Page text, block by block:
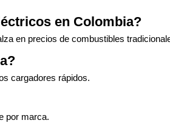
en Colombia?
en precios de combustibles
cargadores rápidos.
por marca.